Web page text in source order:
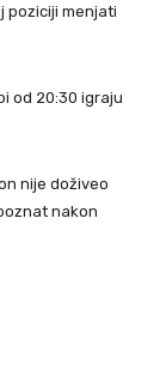
poziciji menjati
od 20:30 igraju
nije doživeo
nakon